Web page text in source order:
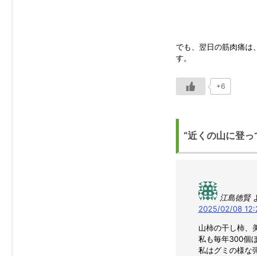
でも、翌日の筋肉痛は
す。
+6
“近くの山に登
江島徳賢
2025/02/08
山柿の干し柿、
私も毎年300個
私はグミの様な